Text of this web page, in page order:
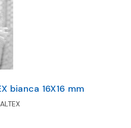
bianca 16X16 mm